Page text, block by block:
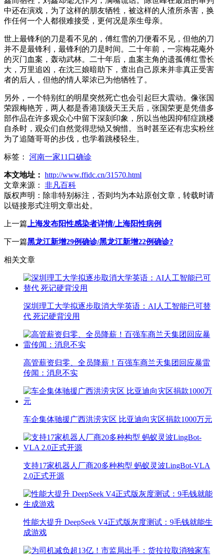
中还在演戏，为了这样的朋友牺牲，被这样的人渣所杀害，换
作任何一个人都很难接受，更何况是亲生母亲。
世上最锋利的刀是看不见的，傅红雪的刀便看不见，但他的刀
并不是最锋利，最锋利的刀是时间。二十年前，一宗梅花庵外
的灭门血案，轰动武林。二十年后，血案主角的遗孤傅红雪长
大，万里追凶，在沈三娘暗助下，查出自己原来并非真正受害
者的后人，但他的情人翠浓已为他牺牲了。
另外，一个特别红的明星突然死亡也会引起巨大震动。像张国
荣跟梅艳芳，两人都是香港顶级天王天后，张国荣更是凭借多
部作品在许多观众心中留下深刻印象，所以当他因抑郁症跳楼
自杀时，观众们自然觉得悲恸又惋惜。当时甚至还有忠实粉丝
为了追随哥哥的步伐，也学着跳楼轻生。
标签： 河南一家11口确诊
本文地址： http://www.ffidc.cn/31570.html
文章来源：
非凡百科
版权声明： 除非特别标注，否则均为本站原创文章，转载时请
以链接形式注明文章出处。
上一篇 上海发布阳性感染者详情/上海阳性病例
下一篇黑龙江新增29例确诊/黑龙江新增22例确诊?
相关文章
深圳理工大学拟逐步取消大学英语：AI人工智能已可替
代 死记硬背没用
高管薪资归零、全员降薪！百强车商兰天集团回应暴雷
传闻：消息不实
车企集体驰援广西洪涝灾区 比亚迪向灾区捐款1000万元
支持17家机器人厂商20多种构型 蚂蚁灵波LingBot-VLA
2.0正式开源
性能大提升 DeepSeek V4正式版灰度测试：9毛钱就能生
成游戏